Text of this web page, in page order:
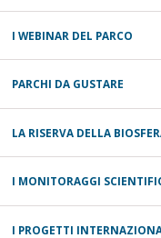
I WEBINAR DEL PARCO
PARCHI DA GUSTARE
LA RISERVA DELLA
I MONITORAGGI
I PROGETTI